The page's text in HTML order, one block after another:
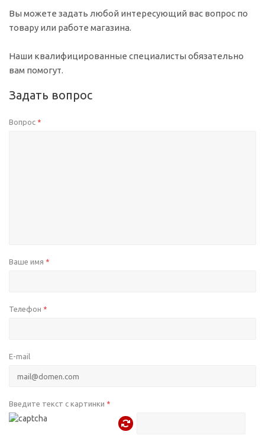
Вы можете задать любой интересующий вас вопрос по
товару или работе магазина.
Наши квалифицированные специалисты обязательно
вам помогут.
Задать вопрос
Вопрос *
Ваше имя *
Телефон *
E-mail
Введите текст с картинки *